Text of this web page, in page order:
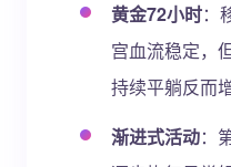
黄金72小时：
宫血流稳定，
持续平躺反而
渐进式活动：